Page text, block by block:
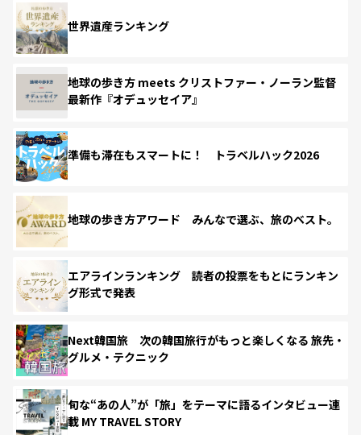
世界遺産ランキング
地球の歩き方 meets クリストファー・ノーラン監督
最新作『オデュッセイア』
準備も滞在もスマートに！ トラベルハック2026
地球の歩き方アワード みんなで選ぶ、旅のベスト。
エアラインランキング 読者の投票をもとにランキン
グ形式で発表
Next韓国旅 次の韓国旅行がもっと楽しくなる 旅先・
グルメ・テクニック
旬な“あの人”が「旅」をテーマに語るインタビュー連
載 MY TRAVEL STORY